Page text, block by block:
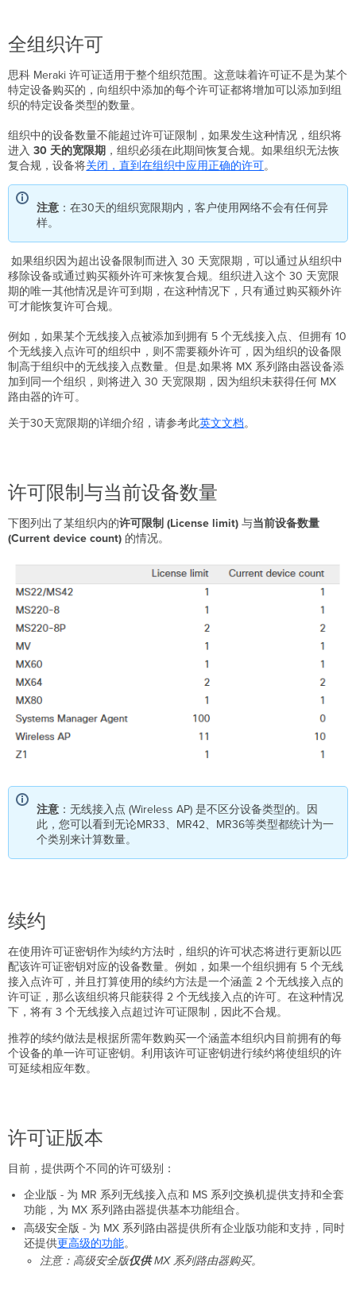
全组织许可
思科 Meraki 许可证适用于整个组织范围。这意味着许可证不是为某个
特定设备购买的，向组织中添加的每个许可证都将增加可以添加到组
织的特定设备类型的数量。
组织中的设备数量不能超过许可证限制，如果发生这种情况，组织将
进入30 天的宽限期 ，组织必须在此期间恢复合规。如果组织无法恢
复合规，设备将关闭，直到在组织中应用正确的许可。
注意 ：在30天的组织宽限期内，客户使用网络不会有任何异
样。
如果组织因为超出设备限制而进入 30 天宽限期，可以通过从组织中
移除设备或通过购买额外许可来恢复合规。组织进入这个 30 天宽限
期的唯一其他情况是许可到期，在这种情况下，只有通过购买额外许
可才能恢复许可合规。
例如，如果某个无线接入点被添加到拥有 5 个无线接入点、但拥有 10
个无线接入点许可的组织中，则不需要额外许可，因为组织的设备限
制高于组织中的无线接入点数量。但是,如果将 MX 系列路由器设备添
加到同一个组织，则将进入 30 天宽限期，因为组织未获得任何 MX
路由器的许可。
关于30天宽限期的详细介绍，请参考此英文文档。
许可限制与当前设备数量
下图列出了某组织内的许可限制 (License limit)与当前设备数量
(Current device count) 的情况。
注意 ：无线接入点 (Wireless AP) 是不区分设备类型的。因
此，您可以看到无论MR33、MR42、MR36等类型都统计为一
个类别来计算数量。
续约
在使用许可证密钥作为续约方法时，组织的许可状态将进行更新以匹
配该许可证密钥对应的设备数量。例如，如果一个组织拥有 5 个无线
接入点许可，并且打算使用的续约方法是一个涵盖 2 个无线接入点的
许可证，那么该组织将只能获得 2 个无线接入点的许可。在这种情况
下，将有 3 个无线接入点超过许可证限制，因此不合规。
推荐的续约做法是根据所需年数购买一个涵盖本组织内目前拥有的每
个设备的单一许可证密钥。利用该许可证密钥进行续约将使组织的许
可延续相应年数。
许可证版本
目前，提供两个不同的许可级别：
企业版 - 为 MR 系列无线接入点和 MS 系列交换机提供支持和全套
功能，为 MX 系列路由器提供基本功能组合。
高级安全版 - 为 MX 系列路由器提供所有企业版功能和支持，同时
还提供更高级的功能。
注意：高级安全版仅供 MX 系列路由器购买。